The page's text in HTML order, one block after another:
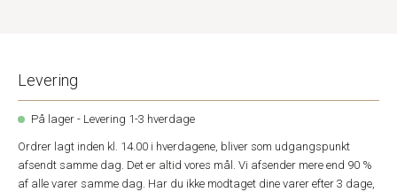
Levering
På lager - Levering 1-3 hverdage
Ordrer lagt inden kl. 14.00 i hverdagene, bliver som udgangspunkt
afsendt samme dag. Det er altid vores mål. Vi afsender mere end 90 %
af alle varer samme dag. Har du ikke modtaget dine varer efter 3 dage,